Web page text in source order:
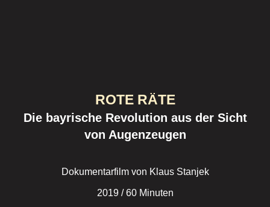
ROTE RÄTE
Die bayrische Revolution aus der Sicht
von Augenzeugen
Dokumentarfilm von Klaus Stanjek
2019 / 60 Minuten